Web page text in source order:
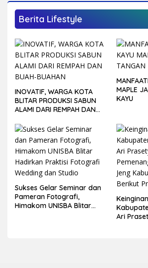
Berita Lifestyle
INOVATIF, WARGA KOTA
BLITAR PRODUKSI SABUN
ALAMI DARI REMPAH DAN
MAPLE
KAYU
Sukses Gelar Seminar dan
Pameran Fotografi,
Himakom UNISBA Blitar
Ari